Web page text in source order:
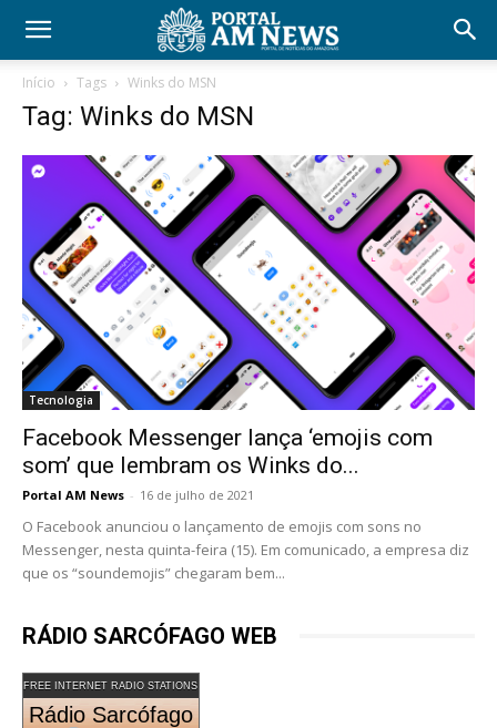
Início Tags Winks do MSN
Tag: Winks do MSN
Tecnologia
Facebook Messenger lança ‘emojis com
som’ que lembram os Winks do...
Portal AM News - 16 de julho de 2021
O Facebook anunciou o lançamento de emojis com sons no
Messenger, nesta quinta-feira (15). Em comunicado, a empresa diz
que os “soundemojis” chegaram bem...
RÁDIO SARCÓFAGO WEB
FREE INTERNET RADIO STATIONS
Rádio Sarcófago